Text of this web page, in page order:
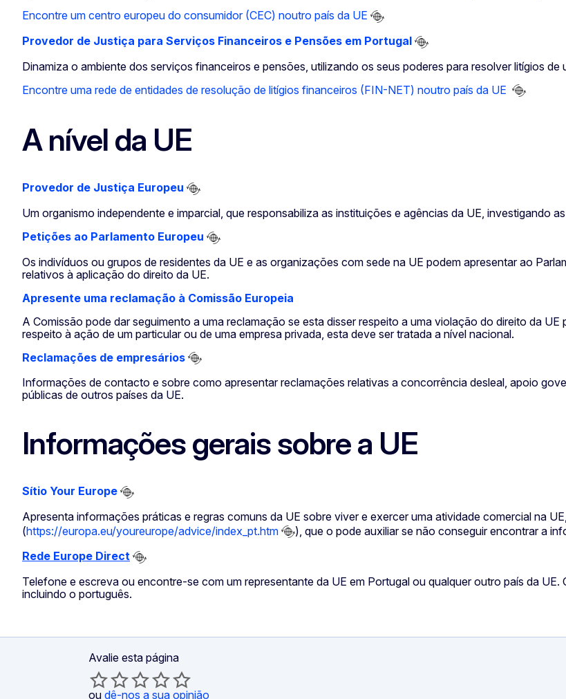
Encontre um centro europeu do consumidor (CEC) noutro país da UE
Provedor de Justiça para Serviços Financeiros e Pensões em Portugal
Dinamiza o ambiente dos serviços financeiros e pensões, utilizando os seus poderes para resolver litígios
Encontre uma rede de entidades de resolução de litígios financeiros (FIN-NET) noutro país da UE
A nível da UE
Provedor de Justiça Europeu
Um organismo independente e imparcial, que responsabiliza as instituições e agências da UE, investigando
Petições ao Parlamento Europeu
Os indivíduos ou grupos de residentes da UE e as organizações com sede na UE podem apresentar ao
relativos à aplicação do direito da UE.
Apresente uma reclamação à Comissão Europeia
A Comissão pode dar seguimento a uma reclamação se esta disser respeito a uma violação do direito da
respeito à ação de um particular ou de uma empresa privada, esta deve ser tratada a nível nacional.
Reclamações de empresários
Informações de contacto e sobre como apresentar reclamações relativas a concorrência desleal, apoio
públicas de outros países da UE.
Informações gerais sobre a UE
Sítio Your Europe
Apresenta informações práticas e regras comuns da UE sobre viver e exercer uma atividade comercial na
(https://europa.eu/youreurope/advice/index_pt.htm
), que o pode auxiliar se não conseguir encontrar a
Rede Europe Direct
Telefone e escreva ou encontre-se com um representante da UE em Portugal ou qualquer outro país da
incluindo o português.
Avalie esta página
ou dê-nos a sua opinião